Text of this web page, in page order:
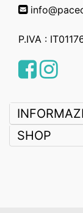
P.IVA :
Facebook
SHOP